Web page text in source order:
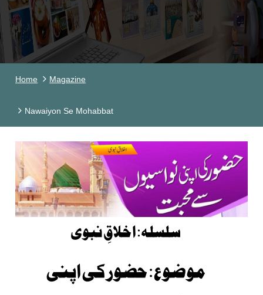
Home Magazine
Nawaiyon Se Mohabbat
سلسلہ: اخلاقِ نبوی
موضوع: حضور کی اپنی